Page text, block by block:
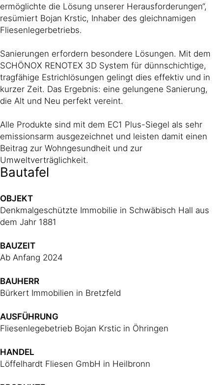
ermöglichte die Lösung unserer Herausforderungen“,
resümiert Bojan Krstic, Inhaber des gleichnamigen
Fliesenlegerbetriebs.
Sanierungen erfordern besondere Lösungen. Mit dem
SCHÖNOX RENOTEX 3D System für dünnschichtige,
tragfähige Estrichlösungen gelingt dies effektiv und in
kurzer Zeit. Das Ergebnis: eine gelungene Sanierung,
die Alt und Neu perfekt vereint.
Alle Produkte sind mit dem EC1 Plus-Siegel als sehr
emissionsarm ausgezeichnet und leisten damit einen
Beitrag zur Wohngesundheit und zur
Umweltverträglichkeit.
Bautafel
OBJEKT
Denkmalgeschützte Immobilie in Schwäbisch Hall aus
dem Jahr 1881
BAUZEIT
Ab Anfang 2024
BAUHERR
Bürkert Immobilien in Bretzfeld
AUSFÜHRUNG
Fliesenlegebetrieb Bojan Krstic in Öhringen
HANDEL
Löffelhardt Fliesen GmbH in Heilbronn